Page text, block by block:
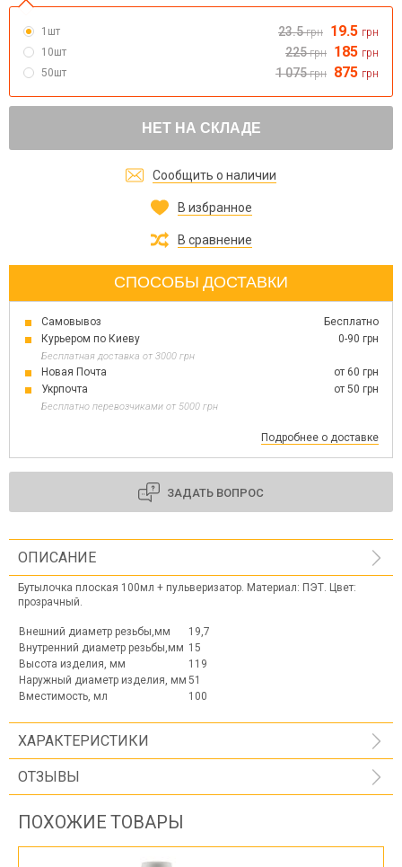
1шт 23.5 грн 19.5 грн
10шт
225 грн 185 грн
50шт
1 075 грн 875 грн
НЕТ НА СКЛАДЕ
Сообщить о наличии
В избранное
В сравнение
СПОСОБЫ ДОСТАВКИ
Самовывоз
Бесплатно
Курьером по Киеву
0-90 грн
Бесплатная доставка от 3000 грн
Новая Почта
от 60 грн
Укрпочта
от 50 грн
Бесплатно перевозчиками от 5000 грн
Подробнее о доставке
ЗАДАТЬ ВОПРОС
ОПИСАНИЕ
Бутылочка плоская 100мл + пульверизатор. Материал: ПЭТ. Цвет:
прозрачный.
Внешний диаметр резьбы,мм
19,7
Внутренний диаметр резьбы,мм 15
Высота изделия, мм
119
Наружный диаметр изделия, мм 51
Вместимость, мл
100
ХАРАКТЕРИСТИКИ
ОТЗЫВЫ
ПОХОЖИЕ ТОВАРЫ